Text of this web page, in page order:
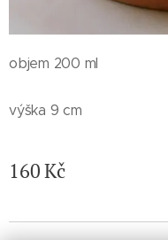
objem 200 ml
výška 9 cm
160Kč